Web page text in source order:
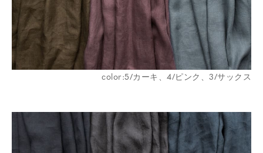
color:5/カーキ、4/ピンク、3/サックス